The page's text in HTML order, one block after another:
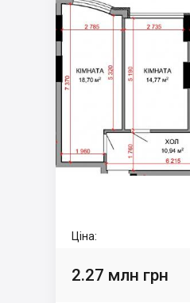
Ціна:
2.27 млн грн